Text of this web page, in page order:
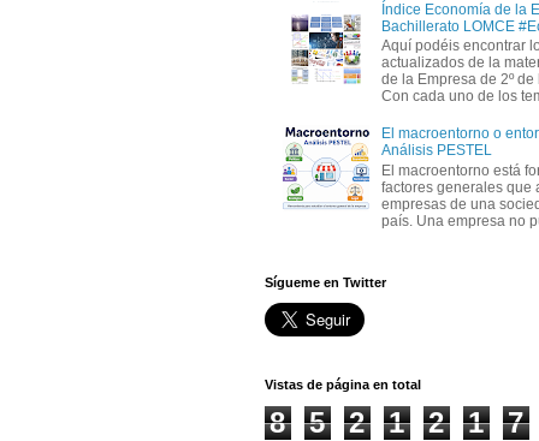
Índice Economía de la
Bachillerato LOMCE
Aquí podéis encontrar
actualizados de la
de la Empresa de 2º
Con cada uno de los
El macroentorno o
Análisis PESTEL
El macroentorno está
factores generales que
empresas de una
país. Una empresa no
Sígueme en Twitter
Vistas de página en total
8 5 2 1 2 1 7